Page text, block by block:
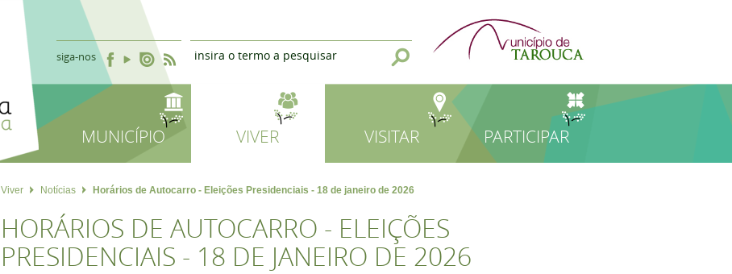
siga-nos
MUNICÍPIO VIVER VISITAR PARTICIPAR
Viver Notícias Horários de Autocarro - Eleições Presidenciais - 18 de janeiro de 2026
HORÁRIOS DE AUTOCARRO - ELEIÇÕES
PRESIDENCIAIS - 18 DE JANEIRO DE 2026